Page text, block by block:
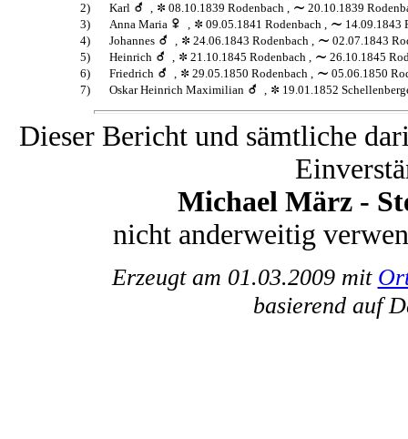
2)
Karl , 08.10.1839 Rodenbach ,
20.10.1839
3)
Anna Maria , 09.05.1841 Rodenbach ,
14.09.1843
4)
Johannes , 24.06.1843 Rodenbach ,
02.07.1843
5)
Heinrich , 21.10.1845 Rodenbach ,
26.10.1845
6)
Friedrich , 29.05.1850 Rodenbach ,
05.06.1850
7)
Oskar Heinrich Maximilian , 19.01.1852
Dieser Bericht und sämtliche
Michael März -
nicht anderweitig
Erzeugt am 01.03.2009 mit
basierend auf